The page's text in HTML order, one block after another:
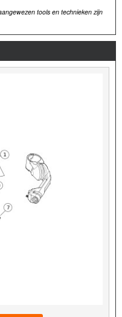
tools en technieken zijn